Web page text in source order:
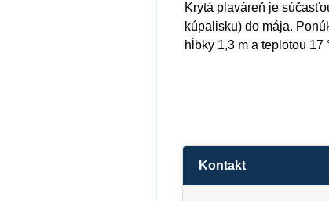
Krytá plaváreň je
kúpalisku) do mája.
hĺbky 1,3 m a teplotou
Kontakt